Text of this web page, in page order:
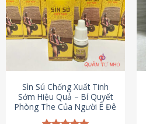
Sìn Sú Chống Xuất Tinh
Sớm Hiệu Quả – Bí Quyết
Phòng The Của Người Ê Đê